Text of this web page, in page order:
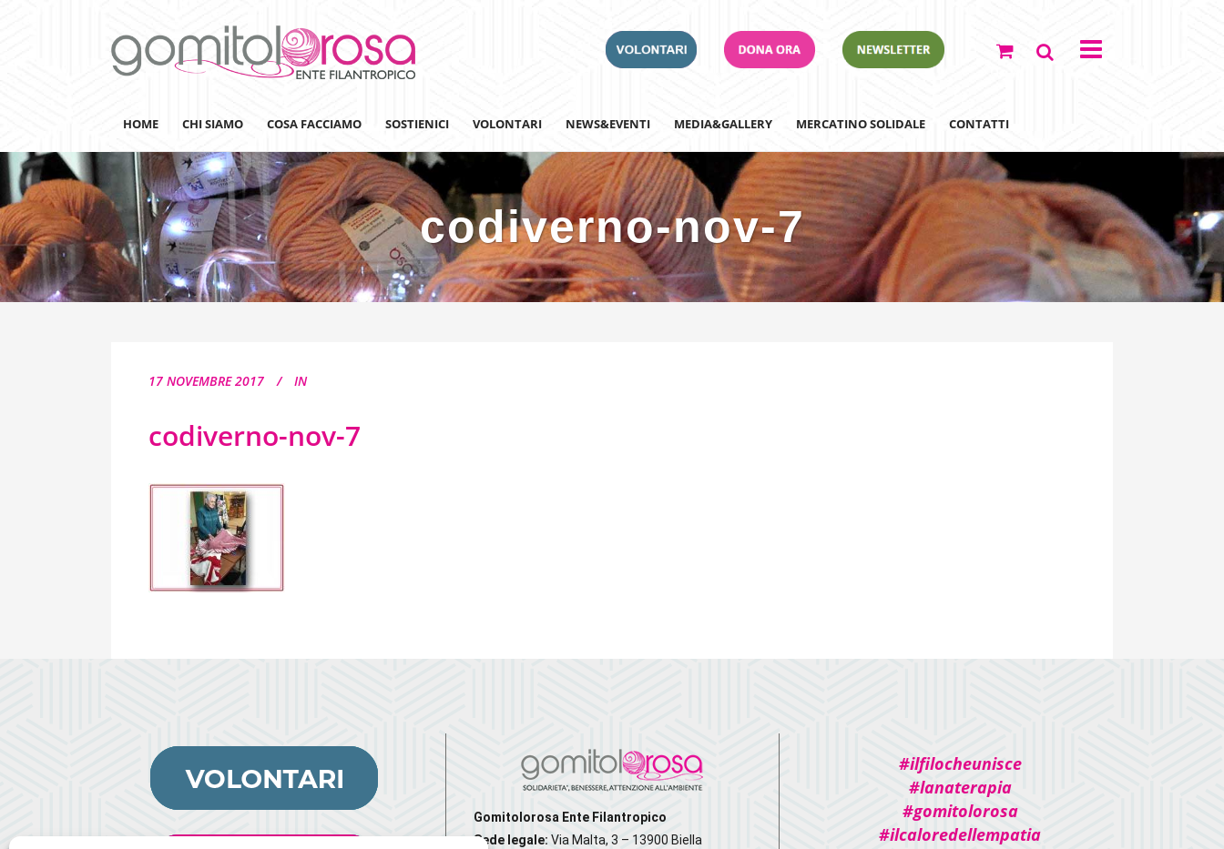
HOME CHI SIAMO COSA FACCIAMO
Lanaterapia
Ricerca
Sensibilizzazione
Gomitolorosa4ARTS
SOSTIENICI
Adotta un Ospedale
Team Building
VOLONTARI NEWS&EVENTI MEDIA&GALLERY MERCATINO SOLIDALE CONTATTI
codiverno-nov-7
17 NOVEMBRE 2017 IN
codiverno-nov-7
Gomitolorosa Ente Filantropico
Sede legale: Via Malta, 3 – 13900 Biella
#ilfilocheunisce
#lanaterapia
#gomitolorosa
#ilcaloredellempatia